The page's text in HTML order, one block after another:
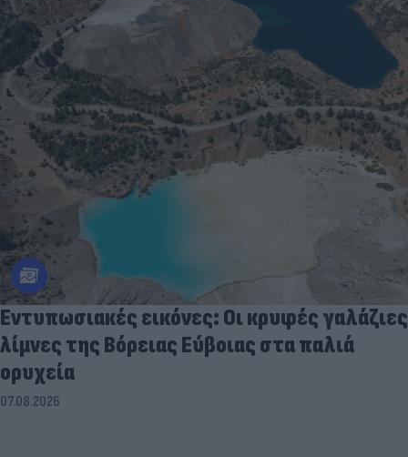
Εντυπωσιακές εικόνες: Οι κρυφές γαλάζιες
λίμνες της Βόρειας Εύβοιας στα παλιά
ορυχεία
07.08.2026